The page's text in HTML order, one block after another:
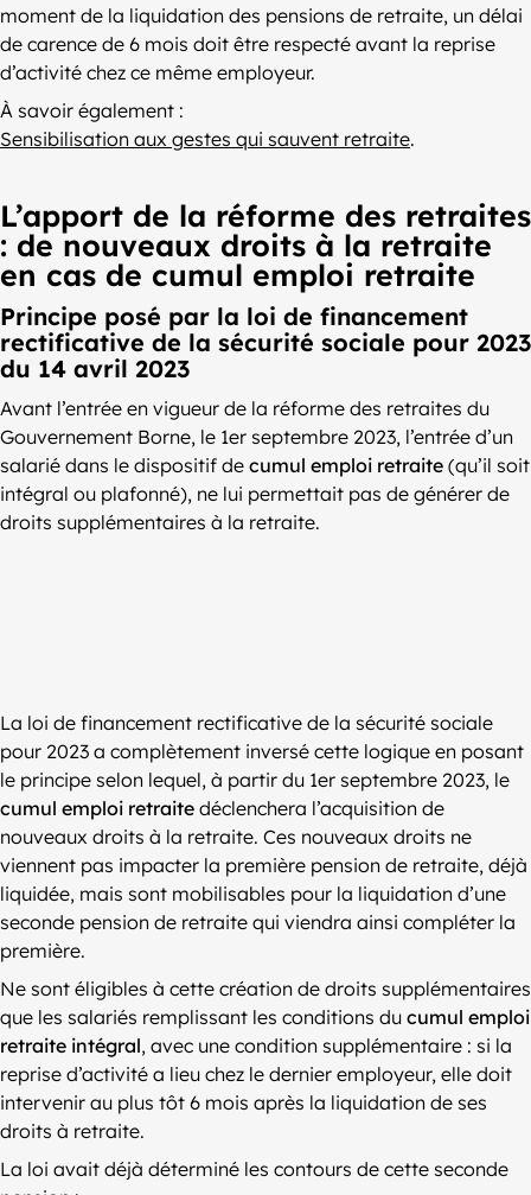
moment de la liquidation des pensions de retraite, un délai
de carence de 6 mois doit être respecté avant la reprise
d’activité chez ce même employeur.
À savoir également :
Sensibilisation aux gestes qui sauvent retraite.
L’apport de la réforme des retraites
: de nouveaux droits à la retraite
en cas de cumul emploi retraite
Principe posé par la loi de financement
rectificative de la sécurité sociale pour 2023
du 14 avril 2023
Avant l’entrée en vigueur de la réforme des retraites du
Gouvernement Borne, le 1er septembre 2023, l’entrée d’un
salarié dans le dispositif de cumul emploi retraite (qu’il soit
intégral ou plafonné), ne lui permettait pas de générer de
droits supplémentaires à la retraite.
La loi de financement rectificative de la sécurité sociale
pour 2023 a complètement inversé cette logique en posant
le principe selon lequel, à partir du 1er septembre 2023, le
cumul emploi retraite déclenchera l’acquisition de
nouveaux droits à la retraite. Ces nouveaux droits ne
viennent pas impacter la première pension de retraite, déjà
liquidée, mais sont mobilisables pour la liquidation d’une
seconde pension de retraite qui viendra ainsi compléter la
première.
Ne sont éligibles à cette création de droits supplémentaires
que les salariés remplissant les conditions du cumul emploi
retraite intégral, avec une condition supplémentaire : si la
reprise d’activité a lieu chez le dernier employeur, elle doit
intervenir au plus tôt 6 mois après la liquidation de ses
droits à retraite.
La loi avait déjà déterminé les contours de cette seconde